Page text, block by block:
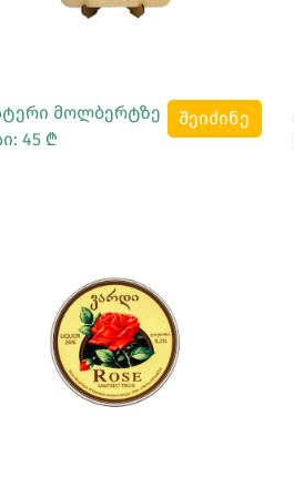
მოლბერტზე
45 ₾
შეიძინე
Სრულად Ნახვა